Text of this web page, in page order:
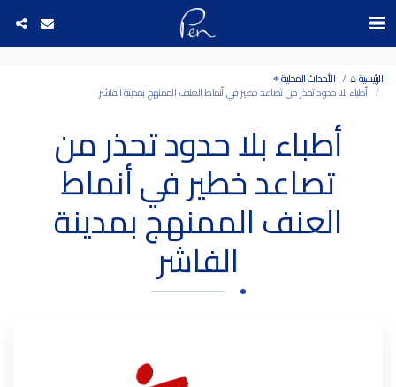
الرئيسية ⌂ الأحداث المحلية ⌖
أطباء بلا حدود تحذر من تصاعد خطير في أنماط العنف الممنهج بمدينة الفاشر
أطباء بلا حدود تحذر من
تصاعد خطير في أنماط
العنف الممنهج بمدينة
الفاشر